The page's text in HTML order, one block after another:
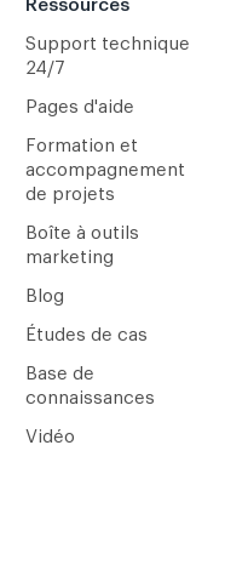
Ressources
Support technique
24/7
Pages d'aide
Formation et
accompagnement
de projets
Boîte à outils
marketing
Blog
Études de cas
Base de
connaissances
Vidéo